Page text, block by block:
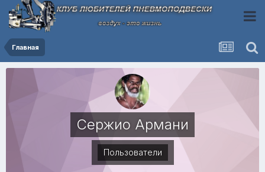
Главная
Сержио Армани
Пользователи